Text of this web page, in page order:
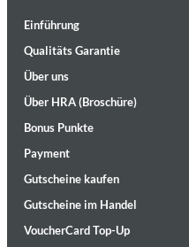
Maximum Swing: The
Wes Montgomery, Wynton
Einführung
Qualitäts Garantie
Über uns
Über HRA (Broschüre)
Bonus Punkte
Payment
Gutscheine kaufen
Gutscheine im Handel
VoucherCard Top-Up